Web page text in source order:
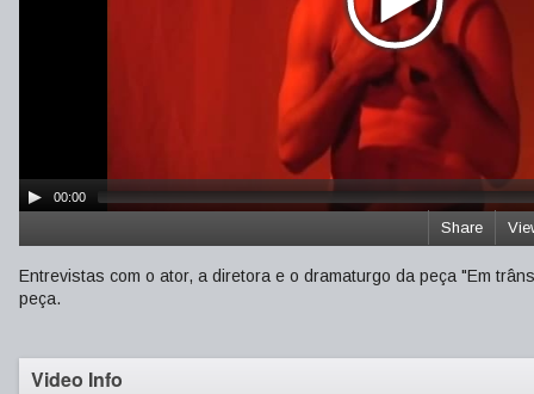
00:00
Share
Entrevistas com o ator, a diretora e o dramaturgo da peça "Em
peça.
Video Info